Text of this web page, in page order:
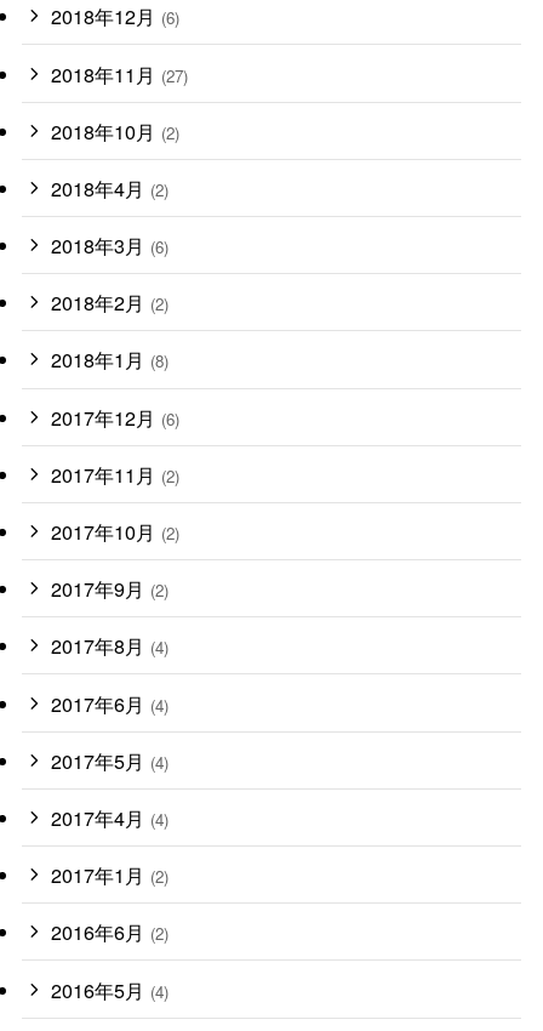
2018年12月 (6)
2018年11月 (27)
2018年10月 (2)
2018年4月 (2)
2018年3月 (6)
2018年2月 (2)
2018年1月 (8)
2017年12月 (6)
2017年11月 (2)
2017年10月 (2)
2017年9月 (2)
2017年8月 (4)
2017年6月 (4)
2017年5月 (4)
2017年4月 (4)
2017年1月 (2)
2016年6月 (2)
2016年5月 (4)